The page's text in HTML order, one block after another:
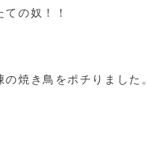
の奴！！
焼き鳥をポチりました。